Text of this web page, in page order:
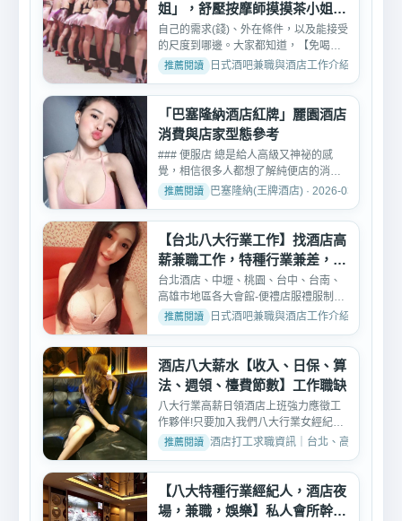
姐」，舒壓按摩師摸摸茶小姐工
作
自己的需求(錢)、外在條件，以及能接受
的尺度到哪邊。大家都知道，【免喝午
班八大工作快訊】在八...
日式酒吧兼職與酒店工作介紹 · 2026-
「巴塞隆納酒店紅牌」麗園酒店
消費與店家型態參考
### 便服店 總是給人高級又神祕的感
覺，相信很多人都想了解純便店的消費
方式、制服店、禮服店、...
巴塞隆納(王牌酒店) · 2026-03-04
【台北八大行業工作】找酒店高
薪兼職工作，特種行業兼差，打
工
台北酒店、中壢、桃園、台中、台南、
高雄市地區各大會館-便禮店服禮服制服
酒店公關小姐，八大幹...
日式酒吧兼職與酒店工作介紹 · 2026-
酒店八大薪水【收入、日保、算
法、週領、檯費節數】工作職缺
八大行業高薪日領酒店上班強力應徵工
作夥伴!只要加入我們八大行業女經紀團
隊月入10幾萬以上非夢...
酒店打工求職資訊｜台北、高雄、台中
【八大特種行業經紀人，酒店夜
場，兼職，娛樂】私人會所幹部